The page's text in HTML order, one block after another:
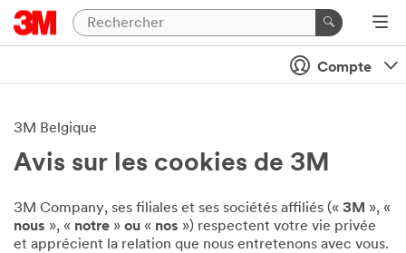
Compte
3M Belgique
Avis sur les cookies de 3M
3M Company, ses filiales et ses sociétés affiliés (« 3M », «
nous », « notre » ou « nos ») respectent votre vie privée
et apprécient la relation que nous entretenons avec vous.